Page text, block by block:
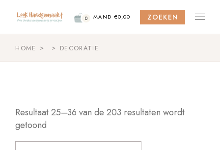
content
0 MAND €0,00 ZOEKEN
HOME DECORATIE
Resultaat 25–36 van de 203 resultaten wordt
getoond